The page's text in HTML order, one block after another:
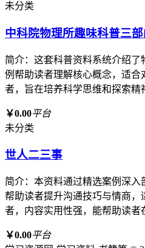
未分类
中科院物理所趣味科普三部
简介：这套科普资料系统介绍
例帮助读者理解核心概念，适
者，旨在培养科学思维和探索
￥0.00平台
未分类
世人二三事
简介：本资料通过精选案例深入
帮助读者提升沟通技巧与情商
者，内容实用性强，能帮助读者
￥0.00平台